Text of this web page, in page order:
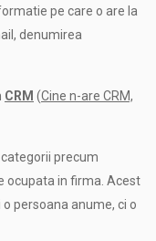
pe care o are la
denumirea
CRM (Cine n-are CRM,
precum
ocupata in firma. Acest
persoana anume, ci o